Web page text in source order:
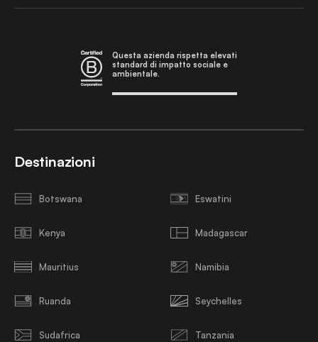
Questa azienda rispetta elevati
standard di impatto sociale e
ambientale.
Destinazioni
Botswana Eswatini
Kenya Madagascar
Mauritius Namibia
Ruanda Seychelles
Sudafrica Tanzania